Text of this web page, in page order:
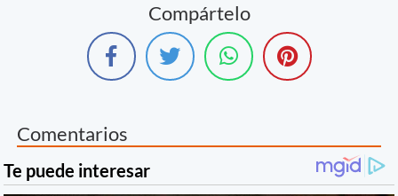
Compártelo
Comentarios